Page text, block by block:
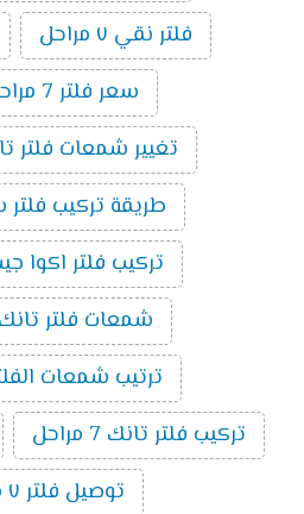
فلتر نقي ٧ مراحل
سعر فلتر 7 مراحل تانك
تغيير شمعات فلتر تانك 7
طريقة تركيب
تركيب فلتر اكوا جيت 7
شمعات فلتر تانك 7 مراحل
ترتيب شمعات الفلتر 7
تركيب فلتر تانك 7 مراحل
توصيل فلتر ٧ مراحل